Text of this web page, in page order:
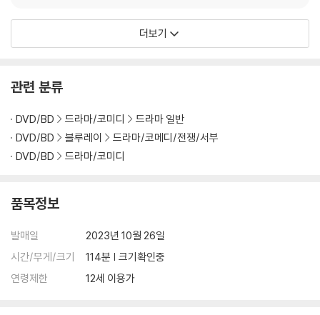
더보기
관련 분류
DVD/BD 드라마/코미디
드라마 일반
DVD/BD
블루레이
드라마/코메디/전쟁/서부
DVD/BD
드라마/코미디
품목정보
발매일
2023년 10월 26일
시간/무게/크기
114분 | 크기확인중
연령제한
12세 이용가